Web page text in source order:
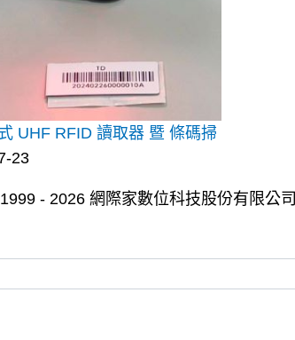
UHF RFID 讀取器 暨 條碼掃
23
- 2026 網際家數位科技股份有限公司